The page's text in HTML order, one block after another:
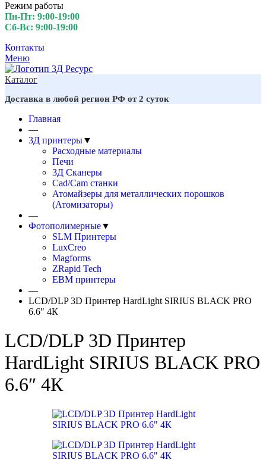
Режим работы
Пн-Пт: 9:00-19:00
Сб-Вс: 9:00-19:00
Контакты
Меню
Каталог
Доставка в любой регион РФ от 2 суток
Главная
—
3Д принтеры▼
Расходные материалы
Печи
3Д Сканеры
Cad/Cam станки
Атомайзеры для металлических порошков
(Атомизаторы)
—
Фотополимерные▼
SLM Принтеры
LuxCreo
Magforms
ZRapid Tech
EBM принтеры
—
LCD/DLP 3D Принтер HardLight SIRIUS BLACK PRO
6.6″ 4К
LCD/DLP 3D Принтер
HardLight SIRIUS BLACK PRO
6.6″ 4К